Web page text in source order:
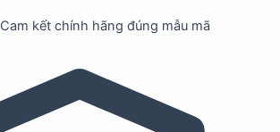
Cam kết chính hãng đúng mẫu mã